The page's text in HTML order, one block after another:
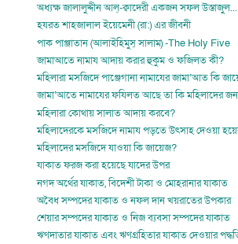
অধ্যক্ষ জালালুদ্দীন আল্-ক্বাদেরী একজন সফল উস্তাজুল...
হযরত শাহজালাল ইয়েমেনী (রা:) এর জীবনী
পাক পাঞ্জাতান (আলাইহিমুস্ সালাম) -The Holy Five
জামাআতে নামায আদায় করার হুকুম ও ফজিলত কী?
মহিলারা মসজিদে পাঞ্জেগানা নামাযের জামা’আত কি
জামা’আতে নামাযের ফযিলত আছে তা কি মহিলাদের
মহিলারা কোথায় সালাত আদায় করবে?
মহিলাদেরকে মসজিদে নামায পড়তে উৎসাহ দেওয়া
মহিলাদের মসজিদে যাওয়া কি জায়েজ?
যাকাত ফরজ করা হয়েছে যাদের উপর
নগদ অর্থের যাকাত, বিদেশী টাকা ও মোহরানার যাকাত
অবৈধ সম্পদের যাকাত ও নফল দান খয়রাতের উপকার
শেয়ার সম্পদের যাকাত ও নিজ ব্যবসা সম্পদের যাকাত
ঋণদাতার যাকাত এবং ঋণগ্রহিতার যাকাত দেওয়ার